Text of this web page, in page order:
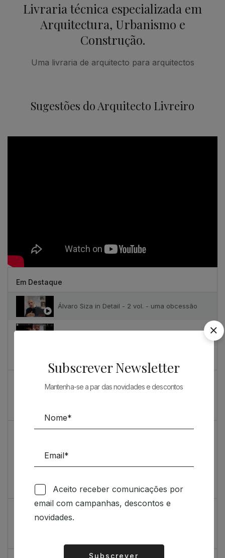
Livraria técnica especializada em
Arquitectura, Urbanismo e
Construção.
Uma livraria de arquitecto para arquitectos
Sugestões do Arquitecto Livreiro
Em Destaque
Álvaro Siza in Detail - 2 vol. - uma obcessão
O máximo rigor
PRENDA ESPECIAL PARA ARQUITECTOS 2023
Feedback
Índice de satisfação inédito
Subscrever Newsletter
Mantenha-se a par das novidades e descontos
Aceito receber comunicações por
email com campanhas, descontos e
novidades.
Subscrever